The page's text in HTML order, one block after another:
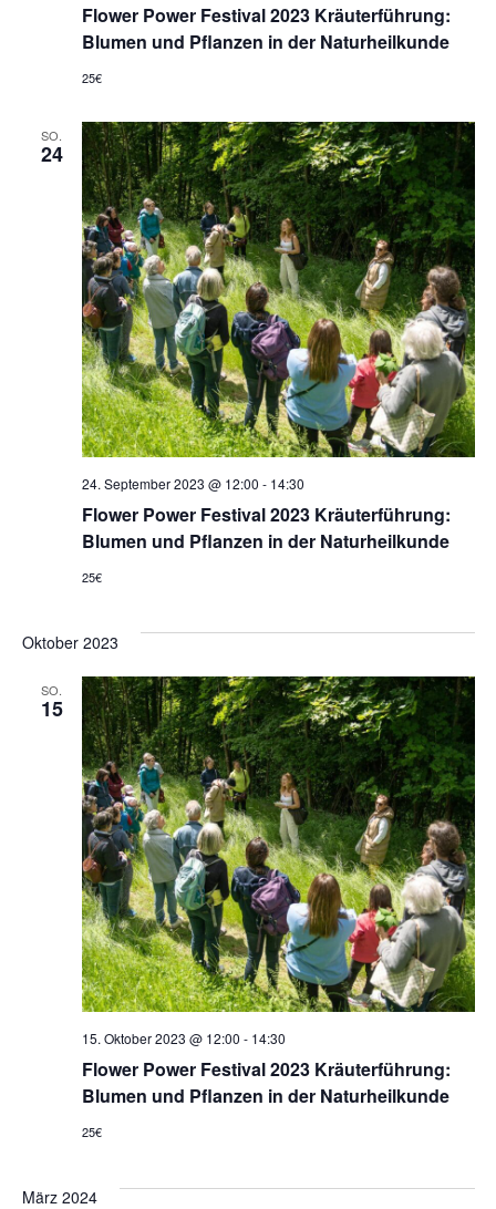
Flower Power Festival 2023 Kräuterführung:
Blumen und Pflanzen in der Naturheilkunde
25€
SO.
24
Flower Power Festival 2023 Kräuterführung:
Blumen und Pflanzen in der Naturheilkunde
24. September 2023 @ 12:00 - 14:30
25€
Oktober 2023
SO.
15
Flower Power Festival 2023 Kräuterführung:
Blumen und Pflanzen in der Naturheilkunde
15. Oktober 2023 @ 12:00 - 14:30
25€
März 2024